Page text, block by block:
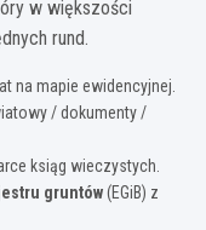
w większości
rund.
na mapie ewidencyjnej.
/ dokumenty /
ksiąg wieczystych.
gruntów(EGiB) z